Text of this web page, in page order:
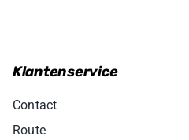
Klantenservice
Contact
Route